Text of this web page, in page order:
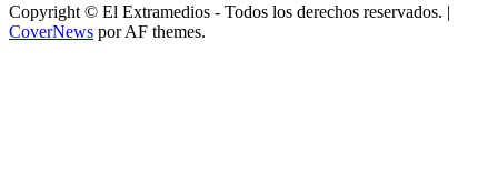
Copyright © El Extramedios - Todos los derechos reservados. |
CoverNews por AF themes.